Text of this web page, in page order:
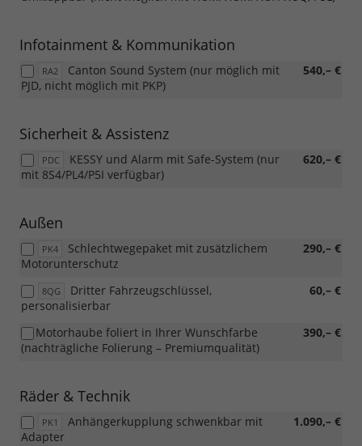
Infotainment & Kommunikation
RA2 540,– €
Canton Sound System (nur möglich mit
PJD, nicht möglich mit PKP)
Sicherheit & Assistenz
PDC 620,– €
KESSY und Alarm mit Safe-System (nur
mit 8S4/PL4/P5I verfügbar)
Außen
PK4 290,– €
Schlechtwegepaket mit zusätzlichem
Motorunterschutz
8QG 60,– €
Dritter Fahrzeugschlüssel,
personalisierbar
390,– €
Motorhaube foliert in Ihrer Wunschfarbe
(nachträgliche Folierung – Premiumqualität)
Räder & Technik
PK1 1.090,– €
Anhängerkupplung schwenkbar mit
Adapter